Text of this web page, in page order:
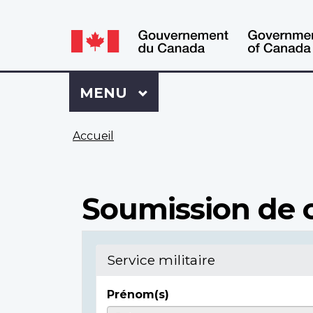
Language
switcher
Language
switcher
Se
connecter
à
Dossier
Menu
MENU PRINCIPAL
Accueil
Soumission de
Service militaire
Prénom(s)